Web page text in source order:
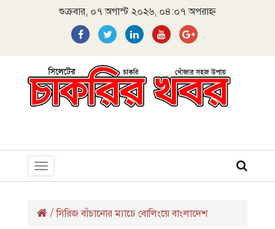
শুক্রবার, ০৭ অগাস্ট ২০২৬, ০৪:০৭ অপরাহ্ন
Toggle
navigation
/সিরিজ বাঁচানোর ম্যাচে বোলিংয়ে বাংলাদেশ